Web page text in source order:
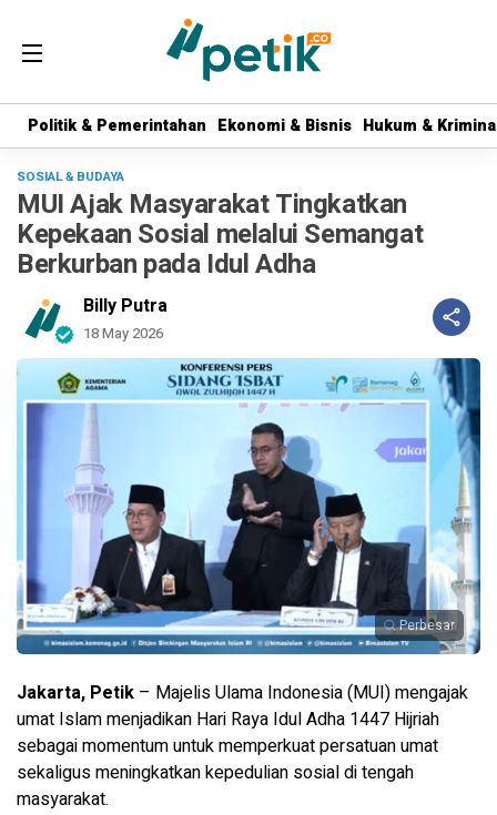
Politik & Pemerintahan Ekonomi & Bisnis Hukum &
Politik & Pemerintahan Ekonomi & Bisnis Hukum &
SOSIAL & BUDAYA
MUI Ajak Masyarakat Tingkatkan
Kepekaan Sosial melalui Semangat
Berkurban pada Idul Adha
Billy Putra
18 May 2026
Perbesar
Jakarta, Petik – Majelis Ulama Indonesia (MUI) mengajak
umat Islam menjadikan Hari Raya Idul Adha 1447 Hijriah
sebagai momentum untuk memperkuat persatuan umat
sekaligus meningkatkan kepedulian sosial di tengah
masyarakat.